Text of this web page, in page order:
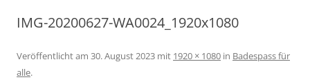
IMG-20200627-WA0024_1920x1080
Veröffentlicht am 30. August 2023 mit 1920 × 1080 in Badespass für
alle.